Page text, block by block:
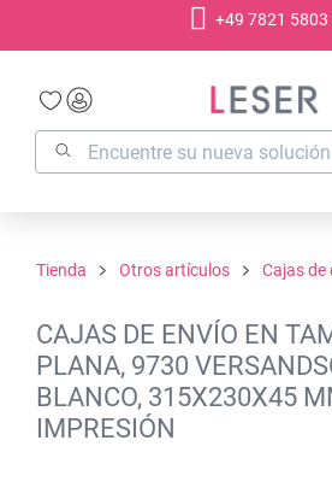
+49 7821 5803
Tienda Otros artículos Cajas de
CAJAS DE ENVÍO EN
PLANA, 9730
BLANCO, 315X230X45
IMPRESIÓN